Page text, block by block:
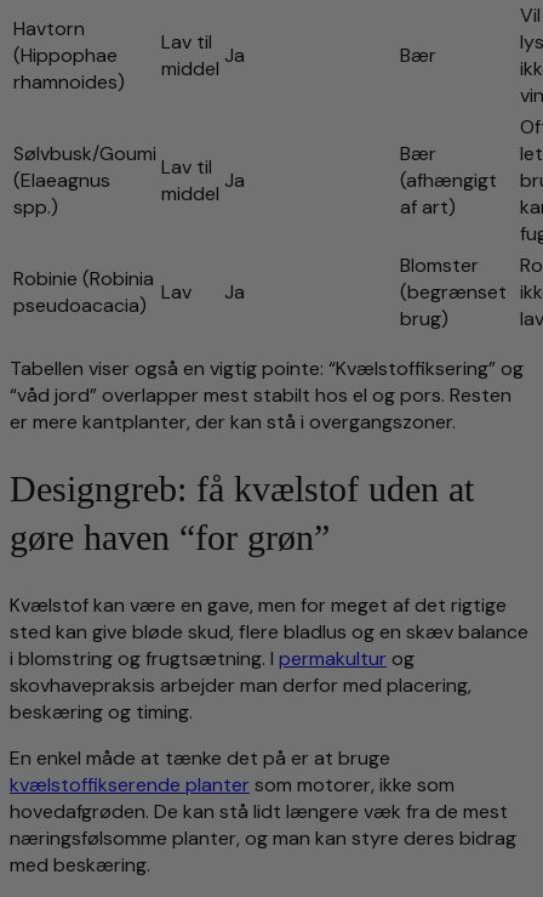
Havtorn
(Hippophae
rhamnoides)
Lav til
middel
Ja Bær
Sølvbusk/Goumi
(Elaeagnus
spp.)
Lav til
middel
Ja
Bær
(afhængigt
af art)
Robinie (Robinia
pseudoacacia)
Lav Ja
Blomster
(begrænset
brug)
Tabellen viser også en vigtig pointe: “Kvælstoffiksering” og
“våd jord” overlapper mest stabilt hos el og pors. Resten
er mere kantplanter, der kan stå i overgangszoner.
Designgreb: få kvælstof uden at
gøre haven “for grøn”
Kvælstof kan være en gave, men for meget af det rigtige
sted kan give bløde skud, flere bladlus og en skæv balance
i blomstring og frugtsætning. I permakultur og
skovhavepraksis arbejder man derfor med placering,
beskæring og timing.
En enkel måde at tænke det på er at bruge
kvælstoffikserende planter som motorer, ikke som
hovedafgrøden. De kan stå lidt længere væk fra de mest
næringsfølsomme planter, og man kan styre deres bidrag
med beskæring.